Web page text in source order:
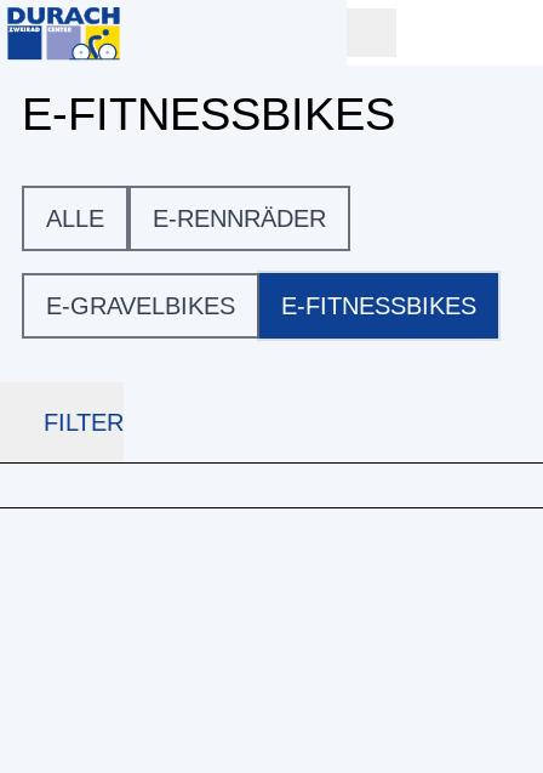
E-FITNESSBIKES
ALLE E-RENNRÄDER
E-GRAVELBIKES E-FITNESSBIKES
FILTER